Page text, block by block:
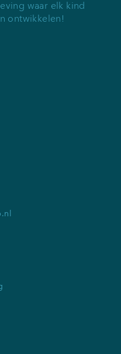
waar elk kind
ontwikkelen!